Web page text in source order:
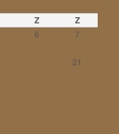
Z Z
6 7
21